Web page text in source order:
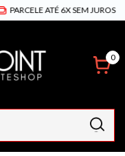
ATÉ 6X SEM JUROS
0